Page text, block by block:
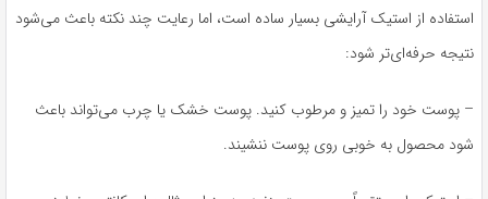
استفاده از استیک آرایشی بسیار ساده است، اما رعایت چند نکته باعث می‌شود
نتیجه حرفه‌ای‌تر شود:
– پوست خود را تمیز و مرطوب کنید. پوست خشک یا چرب می‌تواند باعث
شود محصول به خوبی روی پوست ننشیند.